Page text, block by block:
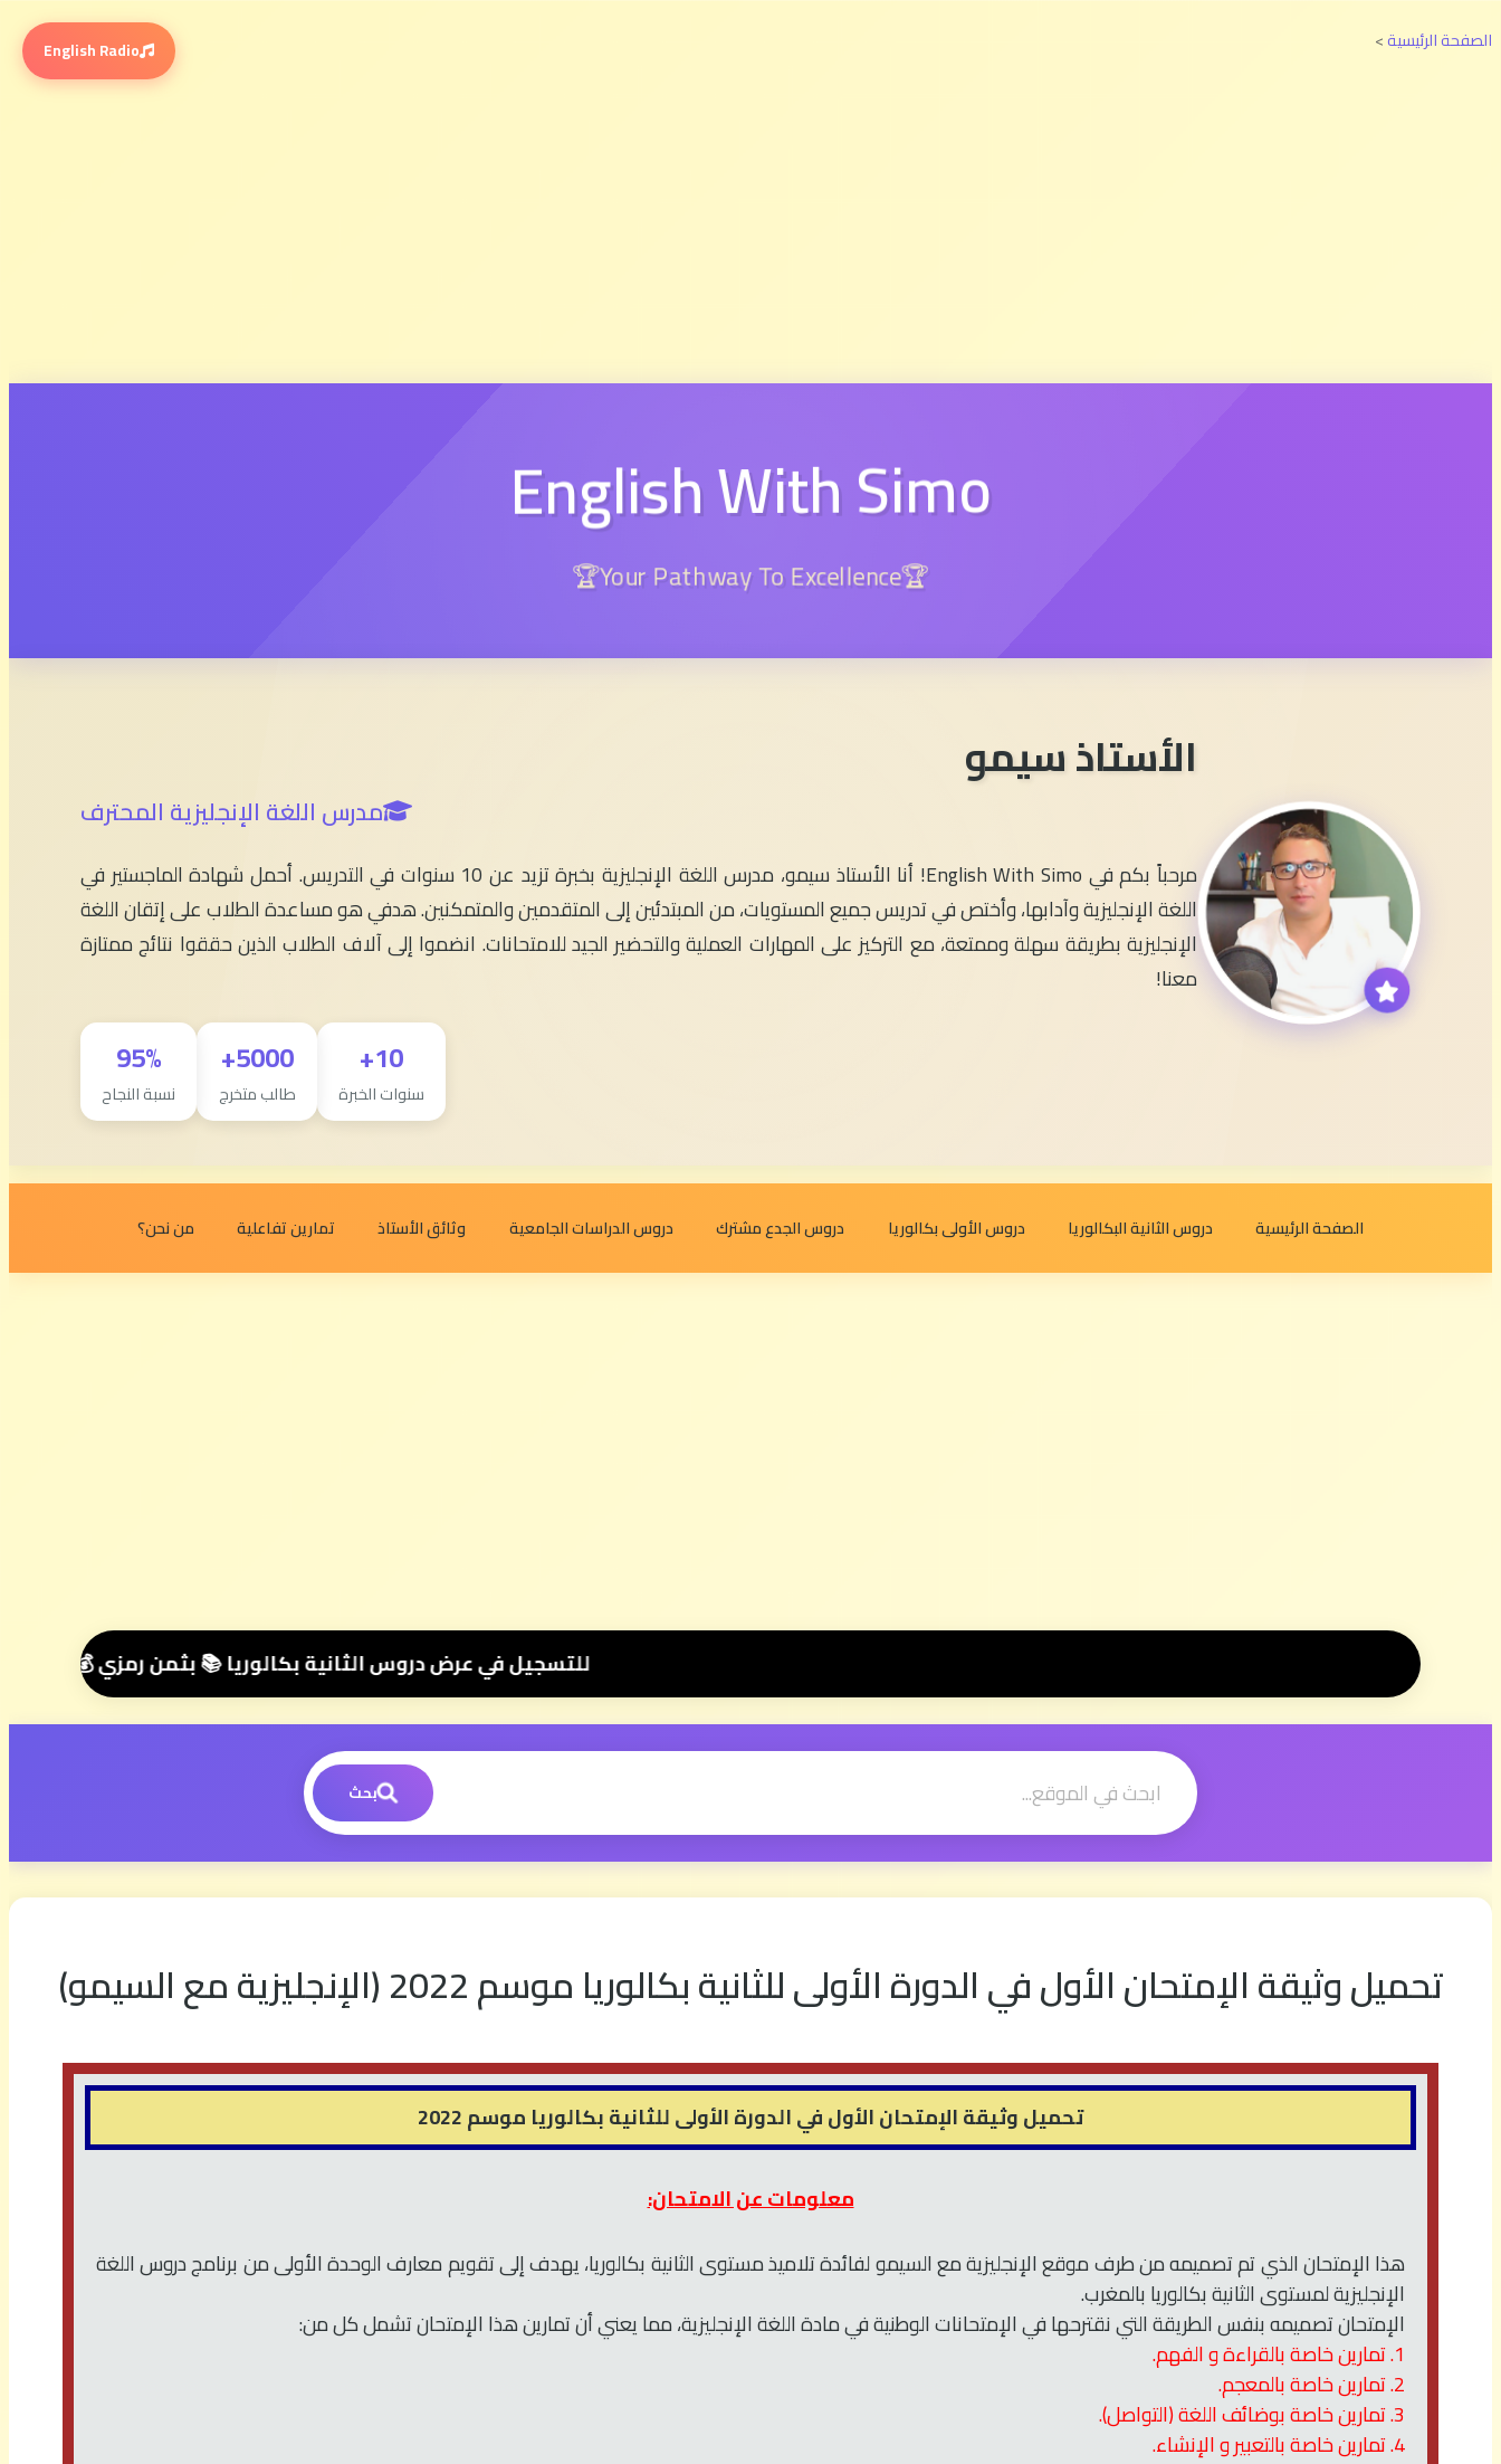
الصفحة الرئيسية>
English Radio
English With Simo
🏆Your Pathway To Excellence🏆
الأستاذ سيمو
مدرس اللغة الإنجليزية المحترف
مرحباً بكم في English With Simo! أنا الأستاذ سيمو، مدرس اللغة الإنجليزية بخبرة تزيد عن 10 سنوات في التدريس. أحمل شهادة الماجستير في
اللغة الإنجليزية وآدابها، وأختص في تدريس جميع المستويات، من المبتدئين إلى المتقدمين والمتمكنين. هدفي هو مساعدة الطلاب على إتقان اللغة
الإنجليزية بطريقة سهلة وممتعة، مع التركيز على المهارات العملية والتحضير الجيد للامتحانات. انضموا إلى آلاف الطلاب الذين حققوا نتائج ممتازة
معنا!
10+
سنوات الخبرة
5000+
طالب متخرج
95%
نسبة النجاح
الصفحة الرئيسية دروس الثانية البكالوريا دروس الأولى بكالوريا دروس الجدع مشترك دروس الدراسات الجامعية وثائق الأستاذ تمارين تفاعلية من نحن؟
للتسجيل في عرض دروس الثانية بكالوريا 📚 بثمن رمزي 💰 500 درهم فقط للموسم الكامل ⭐ تواصل معنا عبر واتساب هنا 📲06.00.58.39.68📲 وسنتواصل معك 🤝 مرحبا بك في مجموعتنا الخاصة 👥
بحث
تحميل وثيقة الإمتحان الأول في الدورة الأولى للثانية بكالوريا موسم 2022 (الإنجليزية مع السيمو)
تحميل وثيقة الإمتحان الأول في الدورة الأولى للثانية بكالوريا موسم 2022
معلومات عن الامتحان:
هذا الإمتحان الذي تم تصميمه من طرف موقع الإنجليزية مع السيمو لفائدة تلاميذ مستوى الثانية بكالوريا، يهدف إلى تقويم معارف الوحدة الأولى من برنامج دروس اللغة
الإنجليزية لمستوى الثانية بكالوريا بالمغرب.
الإمتحان تصميمه بنفس الطريقة التي نقترحها في الإمتحانات الوطنية في مادة اللغة الإنجليزية، مما يعني أن تمارين هذا الإمتحان تشمل كل من:
1. تمارين خاصة بالقراءة و الفهم.
2. تمارين خاصة بالمعجم.
3. تمارين خاصة بوضائف اللغة (التواصل).
4. تمارين خاصة بالتعبير و الإنشاء.